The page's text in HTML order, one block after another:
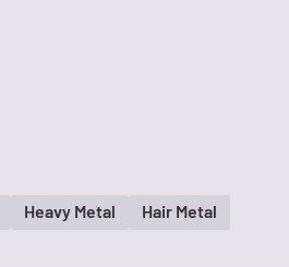
Heavy Metal Hair Metal